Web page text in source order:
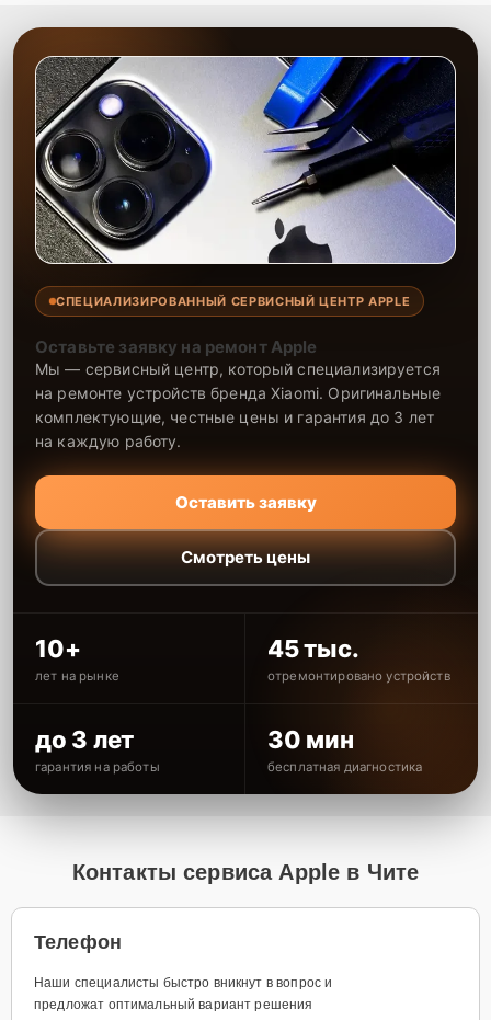
СПЕЦИАЛИЗИРОВАННЫЙ СЕРВИСНЫЙ ЦЕНТР APPLE
Оставьте заявку на ремонт Apple
Мы — сервисный центр, который специализируется
на ремонте устройств бренда Xiaomi. Оригинальные
комплектующие, честные цены и гарантия до 3 лет
на каждую работу.
Оставить заявку
Смотреть цены
10+
лет на рынке
45 тыс.
отремонтировано устройств
до 3 лет
гарантия на работы
30 мин
бесплатная диагностика
Контакты сервиса Apple в Чите
Телефон
Наши специалисты быстро вникнут в вопрос и
предложат оптимальный вариант решения